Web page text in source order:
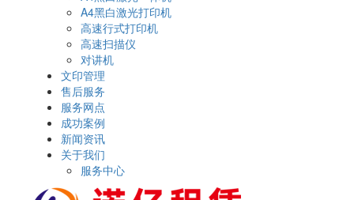
A4黑白激光打印机
高速行式打印机
高速扫描仪
对讲机
文印管理
售后服务
服务网点
成功案例
新闻资讯
关于我们
服务中心